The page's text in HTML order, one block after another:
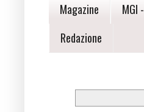
Magazine MGI
Redazione